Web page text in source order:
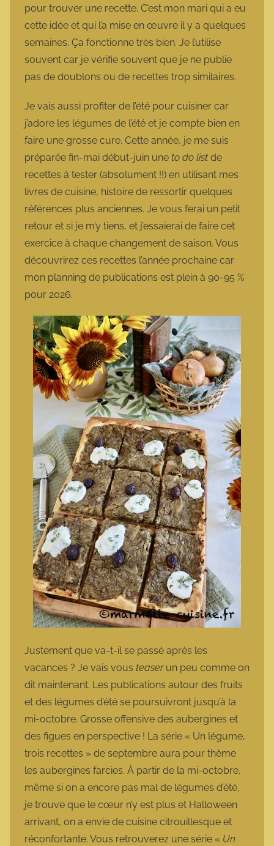
pour trouver une recette. C’est mon mari qui a eu
cette idée et qui l’a mise en œuvre il y a quelques
semaines. Ça fonctionne très bien. Je l’utilise
souvent car je vérifie souvent que je ne publie
pas de doublons ou de recettes trop similaires.
Je vais aussi profiter de l’été pour cuisiner car
j’adore les légumes de l’été et je compte bien en
faire une grosse cure. Cette année, je me suis
préparée fin-mai début-juin une to do list de
recettes à tester (absolument !!) en utilisant mes
livres de cuisine, histoire de ressortir quelques
références plus anciennes. Je vous ferai un petit
retour et si je m’y tiens, et j’essaierai de faire cet
exercice à chaque changement de saison. Vous
découvrirez ces recettes l’année prochaine car
mon planning de publications est plein à 90-95 %
pour 2026.
Justement que va-t-il se passé après les
vacances ? Je vais vous teaserun peu comme on
dit maintenant. Les publications autour des fruits
et des légumes d’été se poursuivront jusqu’à la
mi-octobre. Grosse offensive des aubergines et
des figues en perspective ! La série « Un légume,
trois recettes » de septembre aura pour thème
les aubergines farcies. À partir de la mi-octobre,
même si on a encore pas mal de légumes d’été,
je trouve que le cœur n’y est plus et Halloween
arrivant, on a envie de cuisine citrouillesque et
réconfortante. Vous retrouverez une série « Un